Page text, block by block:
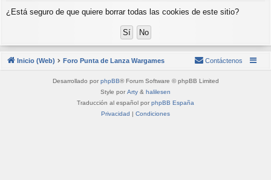
¿Está seguro de que quiere borrar todas las cookies de este sitio?
Inicio (Web) Foro Punta de Lanza Wargames Contáctenos
Desarrollado por phpBB® Forum Software © phpBB Limited
Style por Arty & halilesen
Traducción al español por phpBB España
Privacidad | Condiciones